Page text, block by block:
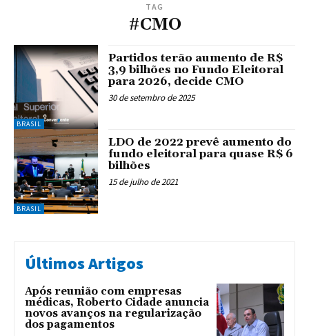
TAG
#CMO
BRASIL
Partidos terão aumento de R$
3,9 bilhões no Fundo Eleitoral
para 2026, decide CMO
30 de setembro de 2025
BRASIL
LDO de 2022 prevê aumento do
fundo eleitoral para quase R$ 6
bilhões
15 de julho de 2021
Últimos Artigos
Após reunião com empresas
médicas, Roberto Cidade anuncia
novos avanços na regularização
dos pagamentos